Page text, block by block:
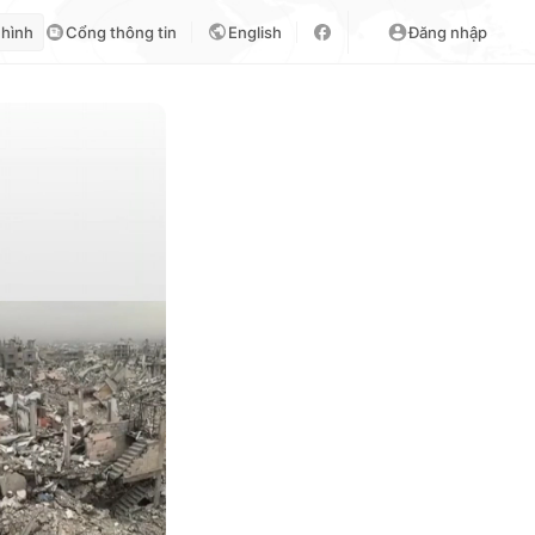
Cổng thông tin English Đăng nhập